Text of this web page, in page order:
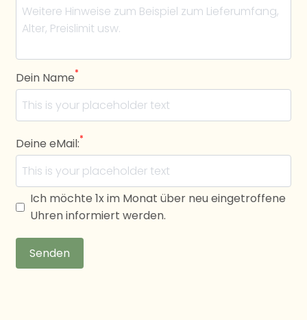
Dein Name*
Deine eMail:*
Ich möchte 1x im Monat über neu eingetroffene
Uhren informiert werden.
Senden